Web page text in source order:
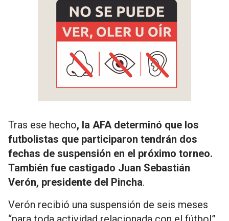
Tras ese hecho, la AFA determinó que los
futbolistas que participaron tendrán dos
fechas de suspensión en el próximo torneo.
También fue castigado Juan Sebastián
Verón, presidente del Pincha.
Verón recibió una suspensión de seis meses